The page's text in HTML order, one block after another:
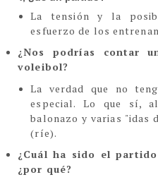
La tensión y la
esfuerzo de los
¿Nos podrías contar
voleibol?
La verdad que no
especial. Lo que sí,
balonazo y varias "idas
(ríe).
¿Cuál ha sido el
¿por qué?